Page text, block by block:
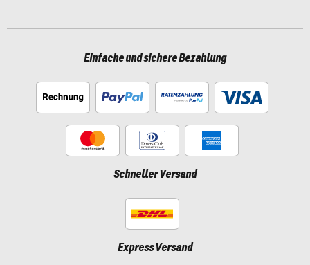
Einfache und sichere Bezahlung
Schneller Versand
Express Versand